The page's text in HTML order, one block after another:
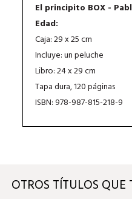
El principito BOX -
Edad:
Caja: 29 x 25 cm
Incluye: un peluche
Libro: 24 x 29 cm
Tapa dura, 120 páginas
ISBN: 978-987-815-218-9
OTROS TÍTULOS